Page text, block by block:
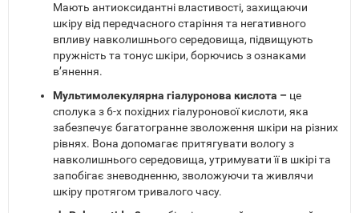
Мають антиоксидантні властивості, захищаючи
шкіру від передчасного старіння та негативного
впливу навколишнього середовища, підвищують
пружність та тонус шкіри, борючись з ознаками
в’янення.
Мультимолекулярна гіалуронова кислота – це
сполука з 6-х похідних гіалуронової кислоти, яка
забезпечує багатогранне зволоження шкіри на різних
рівнях. Вона допомагає притягувати вологу з
навколишнього середовища, утримувати її в шкірі та
запобігає зневодненню, зволожуючи та живлячи
шкіру протягом тривалого часу.